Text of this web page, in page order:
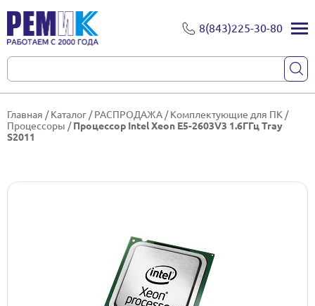
8(843)225-30-80
Главная /Каталог /РАСПРОДАЖА /Комплектующие для ПК /
Процессоры /Процессор Intel Xeon E5-2603V3 1.6ГГц Tray
S2011